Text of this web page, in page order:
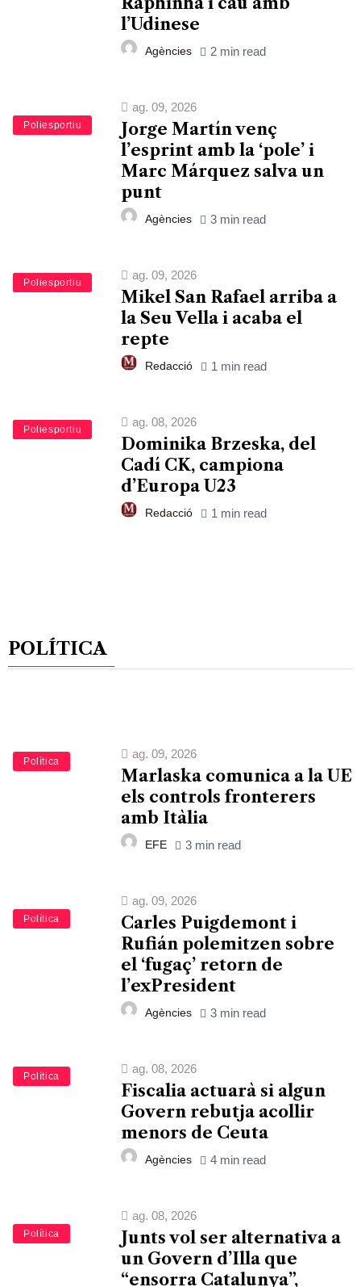
l’Udinese
Agències 2 min read
Esports
Poliesportiu
ag. 09, 2026
Jorge Martín venç
l’esprint amb la ‘pole’ i
Marc Márquez salva un
punt
Agències 3 min read
Esports
Poliesportiu
ag. 09, 2026
Mikel San Rafael arriba a
la Seu Vella i acaba el
repte
Redacció 1 min read
Esports
Poliesportiu
ag. 08, 2026
Dominika Brzeska, del
Cadí CK, campiona
d’Europa U23
Redacció 1 min read
POLÍTICA
Política
ag. 09, 2026
Marlaska comunica a la UE
els controls fronterers
amb Itàlia
EFE 3 min read
Política
ag. 09, 2026
Carles Puigdemont i
Rufián polemitzen sobre
el ‘fugaç’ retorn de
l’exPresident
Agències 3 min read
Política
ag. 08, 2026
Fiscalia actuarà si algun
Govern rebutja acollir
menors de Ceuta
Agències 4 min read
Política
ag. 08, 2026
Junts vol ser alternativa a
un Govern d’Illa que
“ensorra Catalunya”,